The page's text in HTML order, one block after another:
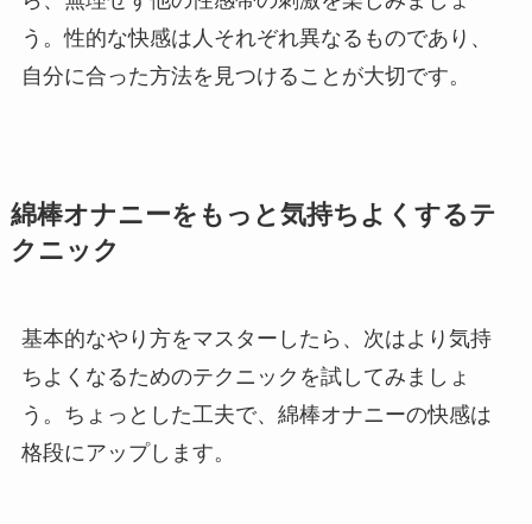
う。性的な快感は人それぞれ異なるものであり、
自分に合った方法を見つけることが大切です。
綿棒オナニーをもっと気持ちよくするテ
クニック
基本的なやり方をマスターしたら、次はより気持
ちよくなるためのテクニックを試してみましょ
う。ちょっとした工夫で、綿棒オナニーの快感は
格段にアップします。